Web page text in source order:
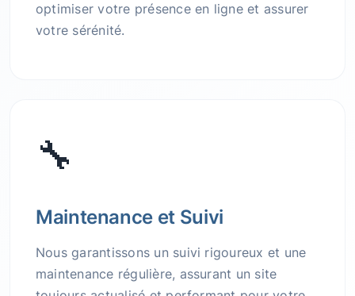
optimiser votre présence en ligne et assurer
votre sérénité.
🔧
Maintenance et Suivi
Nous garantissons un suivi rigoureux et une
maintenance régulière, assurant un site